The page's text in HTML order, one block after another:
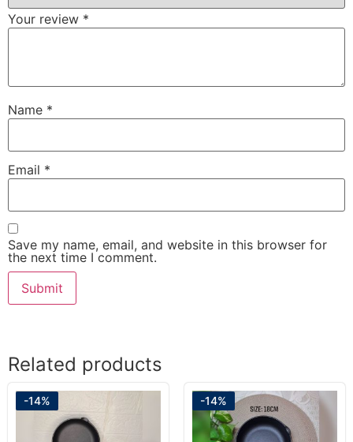
Your review *
Name *
Email *
Save my name, email, and website in this browser for
the next time I comment.
Related products
-14% -14%